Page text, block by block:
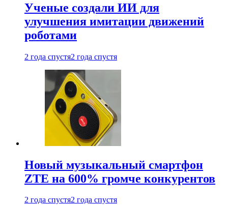
Ученые создали ИИ для
улучшения имитации движений
роботами
2 года спустя2 года спустя
Новый музыкальный смартфон
ZTE на 600% громче конкурентов
2 года спустя2 года спустя